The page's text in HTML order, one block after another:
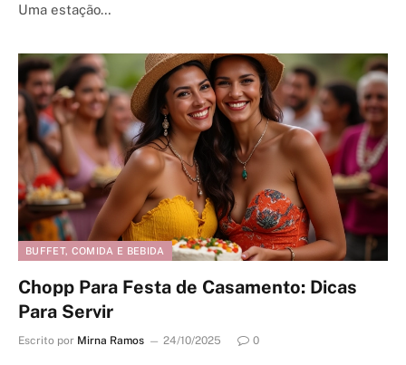
Uma estação…
BUFFET, COMIDA E BEBIDA
Chopp Para Festa de Casamento: Dicas
Para Servir
Escrito por Mirna Ramos 24/10/2025 0